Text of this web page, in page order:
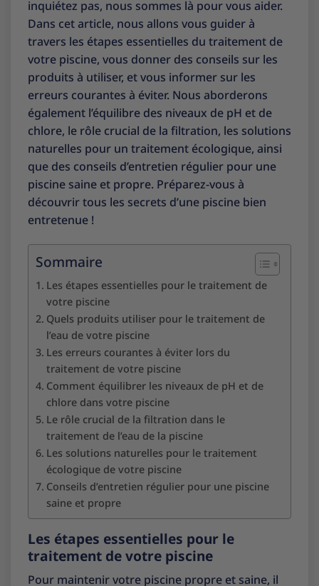
inquiétez pas, nous sommes là pour vous aider.
Dans cet article, nous allons vous guider à
travers les étapes essentielles du traitement de
votre piscine, vous donner des conseils sur les
produits à utiliser, et vous informer sur les
erreurs courantes à éviter. Nous aborderons
également l’équilibre des niveaux de pH et de
chlore, le rôle crucial de la filtration, les solutions
naturelles pour un traitement écologique, ainsi
que des conseils d’entretien régulier pour une
piscine saine et propre. Préparez-vous à
découvrir tous les secrets d’une piscine bien
entretenue !
Sommaire
Les étapes essentielles pour le traitement de
votre piscine
Quels produits utiliser pour le traitement de
l’eau de votre piscine
Les erreurs courantes à éviter lors du
traitement de votre piscine
Comment équilibrer les niveaux de pH et de
chlore dans votre piscine
Le rôle crucial de la filtration dans le
traitement de l’eau de la piscine
Les solutions naturelles pour le traitement
écologique de votre piscine
Conseils d’entretien régulier pour une piscine
saine et propre
Les étapes essentielles pour le
traitement de votre piscine
Pour maintenir votre piscine propre et saine, il